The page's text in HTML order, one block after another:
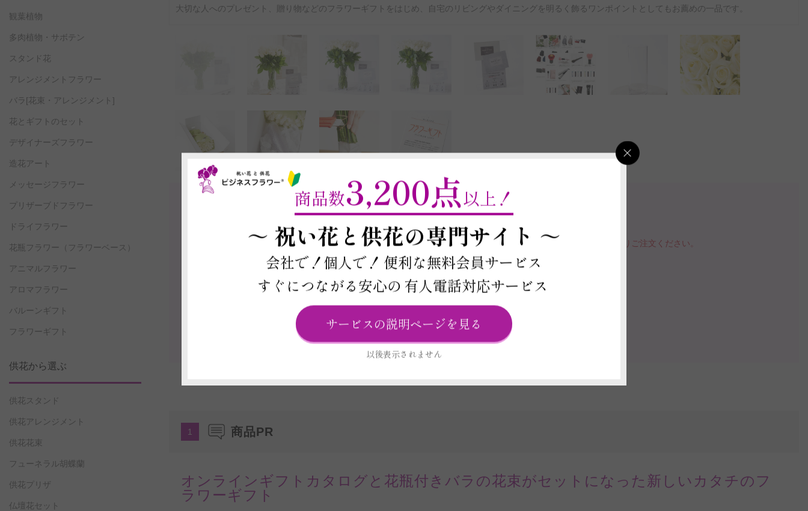
最短お届け日・在庫検索
以下に郵便番号入力するとお届け日や在庫確認が可能です。
商品を注文する場合は契約条件を確認の上、本ページ下部の「この商品を購入する」ボタンよりご注文ください。
※最短お届け日以降であれば、お届け日をご指定いただけます。
お届け日と在庫検索についての案内動画
お届け日を確認する
大切な人へのプレゼント、贈り物などのフラワーギフトをはじめ、自宅のリビングやダイニングを明るく飾るワンポイントとしてもお薦めの一品です。
1 商品PR
オンラインギフトカタログと花瓶付きバラの花束がセットになった新しいカタチのフ
ラワーギフト
観葉植物
多肉植物・サボテン
スタンド花
アレンジメントフラワー
バラ[花束・アレンジメント]
花とギフトのセット
デザイナーズフラワー
造花アート
メッセージフラワー
プリザーブドフラワー
ドライフラワー
花瓶フラワー （フラワーベース）
アニマルフラワー
アロマフラワー
バルーンギフト
フラワーギフト
供花から選ぶ
供花スタンド
供花アレンジメント
供花花束
フューネラル胡蝶蘭
供花プリザ
仏壇花セット
商品数3,200点以上！
～ 祝い花と供花の専門サイト ～
会社で！個人で！ 便利な無料会員サービス
すぐにつながる安心の 有人電話対応サービス
サービスの説明ページを見る
以後表示されません